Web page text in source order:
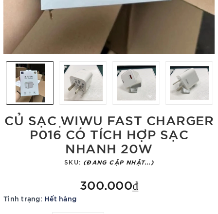
CỦ SẠC ̣WIWU FAST CHARGER
P016 CÓ TÍCH HỢP SẠC
NHANH 20W
SKU: (ĐANG CẬP NHẬT...)
300.000₫
Tình trạng: Hết hàng